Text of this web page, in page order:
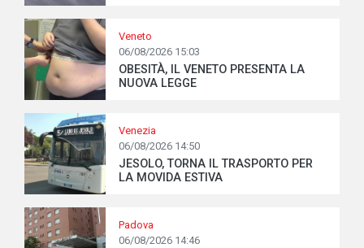
Veneto
06/08/2026 15:03
OBESITÀ, IL VENETO PRESENTA LA
NUOVA LEGGE
Venezia
06/08/2026 14:50
JESOLO, TORNA IL TRASPORTO PER
LA MOVIDA ESTIVA
Padova
06/08/2026 14:46